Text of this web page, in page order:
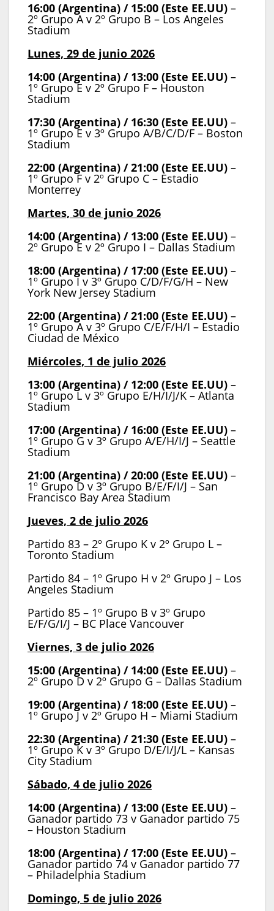
16:00 (Argentina) / 15:00 (Este EE.UU) –
2º Grupo A v 2º Grupo B – Los Angeles
Stadium
Lunes, 29 de junio 2026
14:00 (Argentina) / 13:00 (Este EE.UU) –
1º Grupo E v 2º Grupo F – Houston
Stadium
17:30 (Argentina) / 16:30 (Este EE.UU) –
1º Grupo E v 3º Grupo A/B/C/D/F – Boston
Stadium
22:00 (Argentina) / 21:00 (Este EE.UU) –
1º Grupo F v 2º Grupo C – Estadio
Monterrey
Martes, 30 de junio 2026
14:00 (Argentina) / 13:00 (Este EE.UU) –
2º Grupo E v 2º Grupo I – Dallas Stadium
18:00 (Argentina) / 17:00 (Este EE.UU) –
1º Grupo I v 3º Grupo C/D/F/G/H – New
York New Jersey Stadium
22:00 (Argentina) / 21:00 (Este EE.UU) –
1º Grupo A v 3º Grupo C/E/F/H/I – Estadio
Ciudad de México
Miércoles, 1 de julio 2026
13:00 (Argentina) / 12:00 (Este EE.UU) –
1º Grupo L v 3º Grupo E/H/I/J/K – Atlanta
Stadium
17:00 (Argentina) / 16:00 (Este EE.UU) –
1º Grupo G v 3º Grupo A/E/H/I/J – Seattle
Stadium
21:00 (Argentina) / 20:00 (Este EE.UU) –
1º Grupo D v 3º Grupo B/E/F/I/J – San
Francisco Bay Area Stadium
Jueves, 2 de julio 2026
Partido 83 – 2º Grupo K v 2º Grupo L –
Toronto Stadium
Partido 84 – 1º Grupo H v 2º Grupo J – Los
Angeles Stadium
Partido 85 – 1º Grupo B v 3º Grupo
E/F/G/I/J – BC Place Vancouver
Viernes, 3 de julio 2026
15:00 (Argentina) / 14:00 (Este EE.UU) –
2º Grupo D v 2º Grupo G – Dallas Stadium
19:00 (Argentina) / 18:00 (Este EE.UU) –
1º Grupo J v 2º Grupo H – Miami Stadium
22:30 (Argentina) / 21:30 (Este EE.UU) –
1º Grupo K v 3º Grupo D/E/I/J/L – Kansas
City Stadium
Sábado, 4 de julio 2026
14:00 (Argentina) / 13:00 (Este EE.UU) –
Ganador partido 73 v Ganador partido 75
– Houston Stadium
18:00 (Argentina) / 17:00 (Este EE.UU) –
Ganador partido 74 v Ganador partido 77
– Philadelphia Stadium
Domingo, 5 de julio 2026